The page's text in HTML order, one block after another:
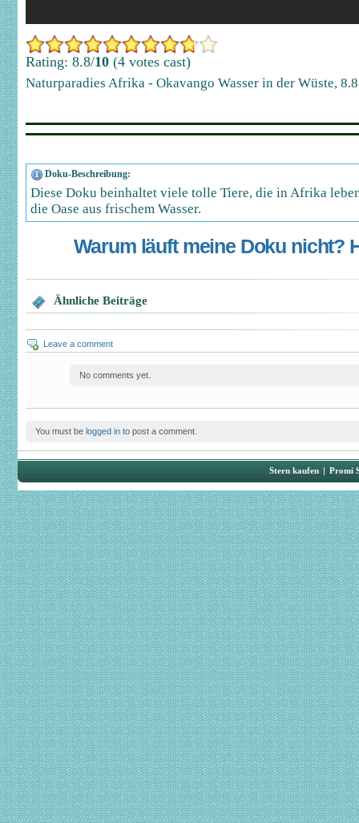
Rating: 8.8/10 (4 votes cast)
Naturparadies Afrika - Okavango Wasser in der Wüste, 8.8
Doku-Beschreibung:
Diese Doku beinhaltet viele tolle Tiere, die in Afrika
die Oase aus frischem Wasser.
Warum läuft meine Doku nicht?
Ähnliche Beiträge
Leave a comment
No comments yet.
You must be logged in to post a comment.
Stern kaufen | Promi